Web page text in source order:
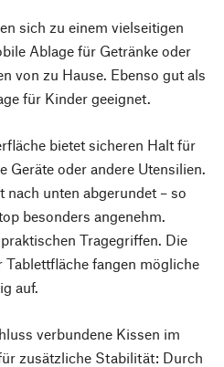
sich zu einem vielseitigen
Ablage für Getränke oder
von zu Hause. Ebenso gut als
für Kinder geeignet.
bietet sicheren Halt für
Geräte oder andere Utensilien.
nach unten abgerundet – so
besonders angenehm.
Tragegriffen. Die
Tablettfläche fangen mögliche
auf.
verbundene Kissen im
zusätzliche Stabilität: Durch